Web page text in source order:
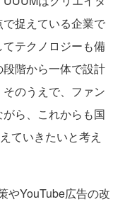
捉えている企業で
テクノロジーも備
階から一体で設計
のうえで、ファン
ら、これからも国
ていきたいと考え
やYouTube広告の改